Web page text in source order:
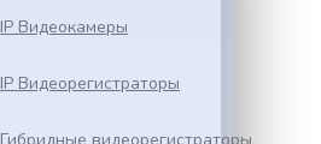
IP Видеокамеры
IP Видеорегистраторы